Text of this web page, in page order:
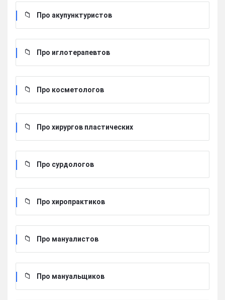
Про акупунктуристов
Про иглотерапевтов
Про косметологов
Про хирургов пластических
Про сурдологов
Про хиропрактиков
Про мануалистов
Про мануальщиков